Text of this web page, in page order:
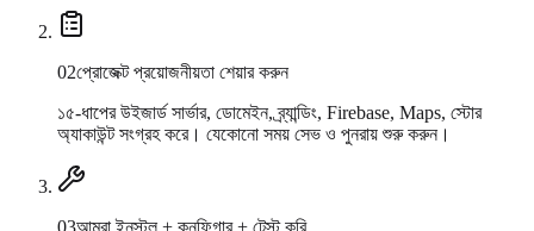
02প্রোজেক্ট প্রয়োজনীয়তা শেয়ার করুন
১৫-ধাপের উইজার্ড সার্ভার, ডোমেইন, ব্র্যান্ডিং, Firebase, Maps, স্টোর
অ্যাকাউন্ট সংগ্রহ করে। যেকোনো সময় সেভ ও পুনরায় শুরু করুন।
03আমরা ইনস্টল + কনফিগার + টেস্ট করি